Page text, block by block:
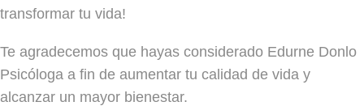
transformar tu vida!
Te agradecemos que hayas considerado Edurne Donlo
Psicóloga a fin de aumentar tu calidad de vida y
alcanzar un mayor bienestar.